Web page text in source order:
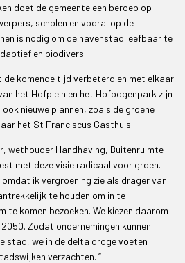
doet de gemeente een beroep op
scholen en vooral op de
is nodig om de havenstad leefbaar te
en biodivers.
komende tijd verbeterd en met elkaar
het Hofplein en het Hofbogenpark zijn
nieuwe plannen, zoals de groene
het St Franciscus Gasthuis.
wethouder Handhaving, Buitenruimte
met deze visie radicaal voor groen.
ik vergroening zie als drager van
te houden om in te
te komen bezoeken. We kiezen daarom
Zodat ondernemingen kunnen
stad, we in de delta droge voeten
verzachten. ”